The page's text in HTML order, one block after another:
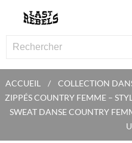
ACCUEIL COLLECTION
ZIPPÉS COUNTRY FEMME –
SWEAT DANSE COUNTRY